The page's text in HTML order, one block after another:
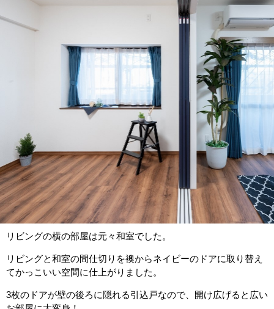
リビングの横の部屋は元々和室でした。
リビングと和室の間仕切りを襖からネイビーのドアに取り替え
てかっこいい空間に仕上がりました。
3枚のドアが壁の後ろに隠れる引込戸なので、開け広げると広い